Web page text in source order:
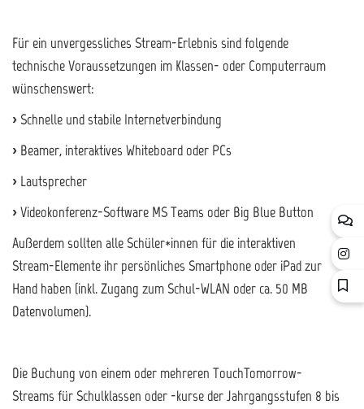
Für ein unvergessliches Stream-Erlebnis sind folgende
technische Voraussetzungen im Klassen- oder Computerraum
wünschenswert:
› Schnelle und stabile Internetverbindung
› Beamer, interaktives Whiteboard oder PCs
› Lautsprecher
› Videokonferenz-Software MS Teams oder Big Blue Button
Außerdem sollten alle Schüler*innen für die interaktiven
Stream-Elemente ihr persönliches Smartphone oder iPad zur
Hand haben (inkl. Zugang zum Schul-WLAN oder ca. 50 MB
Datenvolumen).
Die Buchung von einem oder mehreren TouchTomorrow-
Streams für Schulklassen oder -kurse der Jahrgangsstufen 8 bis